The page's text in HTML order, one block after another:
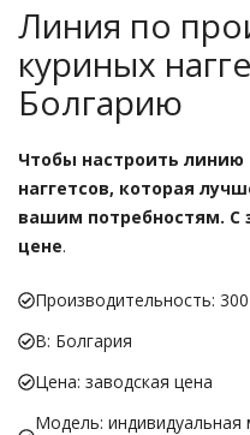
Линия по
куриных
Болгарию
Чтобы настроить линию
наггетсов, которая
вашим потребностям. С
цене.
Производительность: 300
В: Болгария
Цена: заводская цена
Модель: индивидуальная